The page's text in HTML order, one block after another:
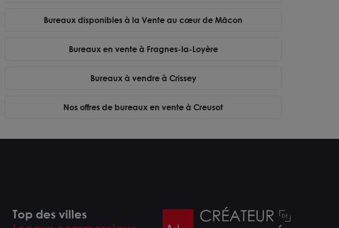
Bureaux disponibles à la Vente au cœur de Mâcon
Bureaux en vente à Fragnes-la-Loyère
Bureaux à vendre à Crissey
Nos offres de bureaux en vente à Creusot
Top des villes